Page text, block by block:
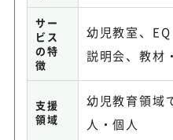
サー
ビス
の特
徴
幼児教室、
説明会、教材
支援
領域
幼児教育領域
人・個人